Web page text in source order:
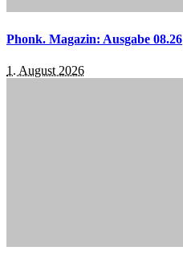
Phonk. Magazin: Ausgabe 08.26
1. August 2026